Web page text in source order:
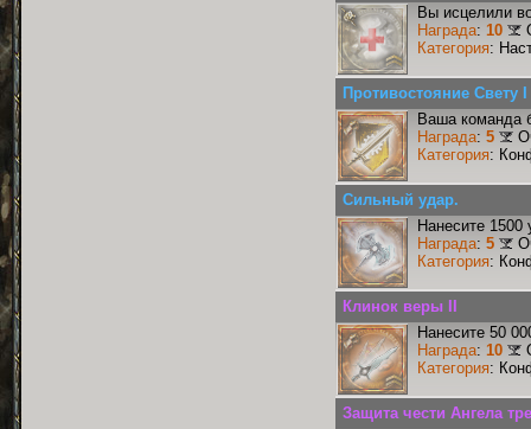
Вы исцелили
Награда: 10
Категория:
Противостояние Свету I
Ваша команда
Награда: 5
Категория:
Сильный удар.
Нанесите 1500
Награда: 5
Категория:
Клинок веры II
Нанесите 50
Награда: 10
Категория:
Защита чести Ангела